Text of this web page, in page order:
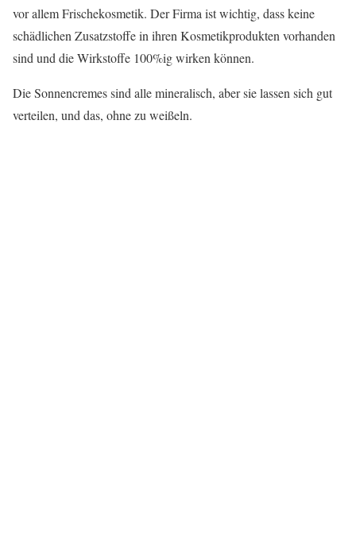
vor allem Frischekosmetik. Der Firma ist wichtig, dass keine
schädlichen Zusatzstoffe in ihren Kosmetikprodukten vorhanden
sind und die Wirkstoffe 100%ig wirken können.
Die Sonnencremes sind alle mineralisch, aber sie lassen sich gut
verteilen, und das, ohne zu weißeln.